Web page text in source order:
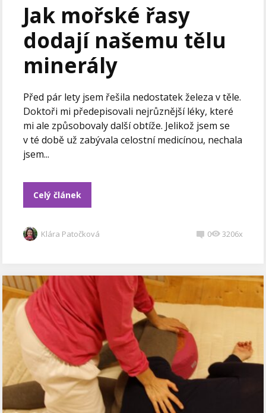
Jak mořské řasy
dodají našemu tělu
minerály
Před pár lety jsem řešila nedostatek železa v těle.
Doktoři mi předepisovali nejrůznější léky, které
mi ale způsobovaly další obtíže. Jelikož jsem se
v té době už zabývala celostní medicínou, nechala
jsem...
Celý článek
Klára Patočková 0 3206x